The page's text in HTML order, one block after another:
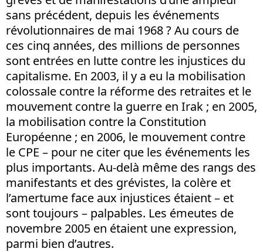
sans précédent, depuis les événements
révolutionnaires de mai 1968 ? Au cours de
ces cinq années, des millions de personnes
sont entrées en lutte contre les injustices du
capitalisme. En 2003, il y a eu la mobilisation
colossale contre la réforme des retraites et le
mouvement contre la guerre en Irak ; en 2005,
la mobilisation contre la Constitution
Européenne ; en 2006, le mouvement contre
le CPE – pour ne citer que les événements les
plus importants. Au-delà même des rangs des
manifestants et des grévistes, la colère et
l’amertume face aux injustices étaient – et
sont toujours – palpables. Les émeutes de
novembre 2005 en étaient une expression,
parmi bien d’autres.